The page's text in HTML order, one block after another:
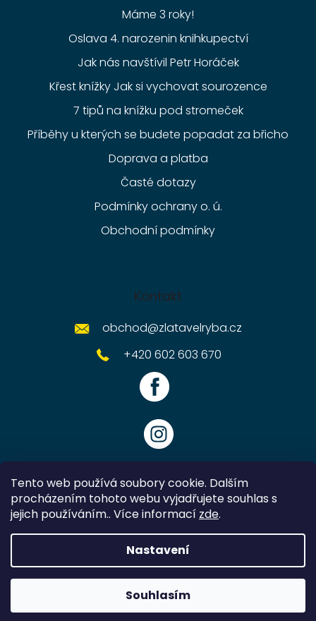
Tento web používá soubory cookie. Dalším
procházením tohoto webu vyjadřujete souhlas s
jejich používáním.. Více informací zde.
Nastavení
Souhlasím
Máme 3 roky!
Oslava 4. narozenin knihkupectví
Jak nás navštívil Petr Horáček
Křest knížky Jak si vychovat sourozence
7 tipů na knížku pod stromeček
Příběhy u kterých se budete popadat za břicho
Doprava a platba
Časté dotazy
Podmínky ochrany o. ú.
Obchodní podmínky
Kontakt
obchod@zlatavelryba.cz
+420 602 603 670
Vytvořil Shoptet
Zlatavelryba.cz. Všechna práva vyhrazena.